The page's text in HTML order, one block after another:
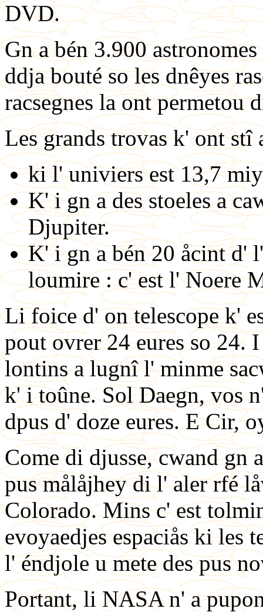
DVD.
Gn a bén 3.900
ddja bouté so les dnêyes
racsegnes la ont permetou
Les grands trovas k' ont stî
ki l' univiers est 13,7
K' i gn a des stoeles a
Djupiter.
K' i gn a bén 20 åcint d'
loumire : c' est l' Noere
Li foice d' on telescope k'
pout ovrer 24 eures so 24.
lontins a lugnî l' minme
k' i toûne. Sol Daegn, vos
dpus d' doze eures. E Cir,
Come di djusse, cwand gn
pus målåjhey di l' aler rfé
Colorado. Mins c' est
evoyaedjes espaciås ki les
l' éndjole u mete des pus
Portant, li NASA n' a